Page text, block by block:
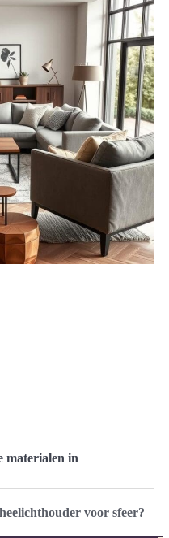
materialen in
voor sfeer?